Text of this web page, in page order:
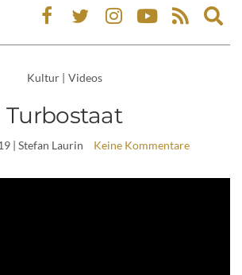
Kultur | Videos
Turbostaat
| Stefan Laurin Keine Kommentare